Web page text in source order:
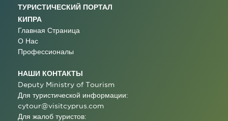
ТУРИСТИЧЕСКИЙ ПОРТАЛ
КИПРА
Главная Страница
О Нас
Профессионалы
НАШИ КОНТАКТЫ
Deputy Ministry of Tourism
Для туристической информации:
cytour@visitcyprus.com
Для жалоб туристов: